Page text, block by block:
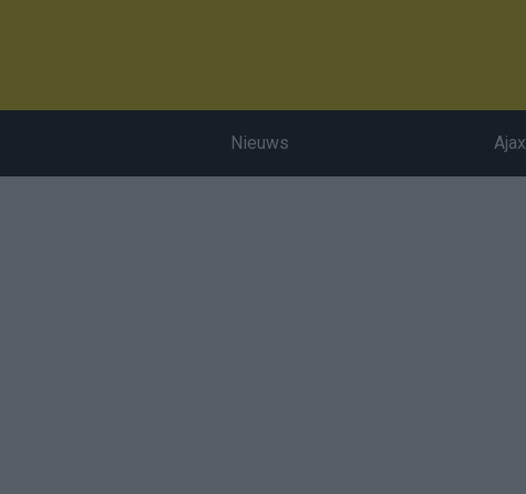
Nieuws Ajax